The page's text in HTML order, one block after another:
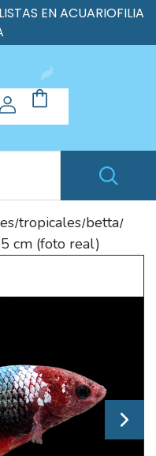
EN ACUARIOFILIA
/tropicales/betta/
cm (foto real)